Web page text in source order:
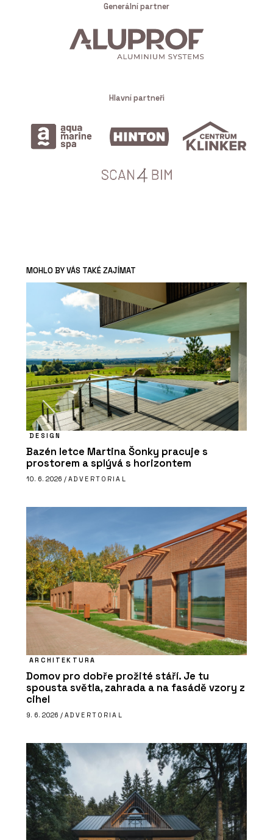
Generální partner
Hlavní partneři
MOHLO BY VÁS TAKÉ ZAJÍMAT
DESIGN
Bazén letce Martina Šonky pracuje s
prostorem a splývá s horizontem
10. 6. 2026 / ADVERTORIAL
ARCHITEKTURA
Domov pro dobře prožité stáří. Je tu
spousta světla, zahrada a na fasádě vzory z
cihel
9. 6. 2026 / ADVERTORIAL